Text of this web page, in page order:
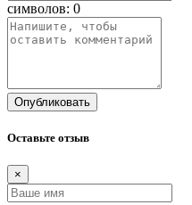
символов: 0
Опубликовать
Оставьте отзыв
×